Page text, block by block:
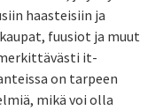
haasteisiin ja
fuusiot ja muut
it-
on tarpeen
mikä voi olla